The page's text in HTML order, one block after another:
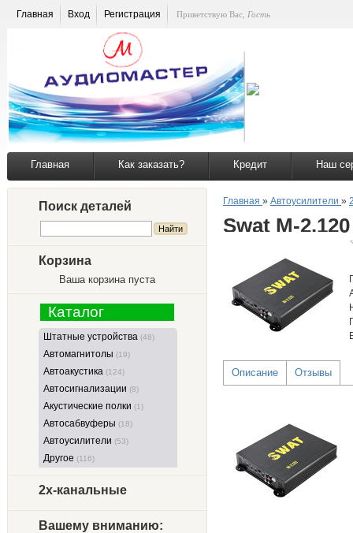
Главная Вход Регистрация Приветствую Вас Гость
Главная Как заказать? Кредит Наш
Поиск деталей
Корзина
Ваша корзина пуста
Каталог
Штатные устройства (48)
Автомагнитолы (19)
Автоакустика (124)
Автосигнализации (8)
Акустические полки (1)
Автосабвуферы (18)
Автоусилители (53)
Другое (116)
2х-канальные
Вашему вниманию:
Главная » Автоусилители »
Swat M-2.120
Описание Отзывы